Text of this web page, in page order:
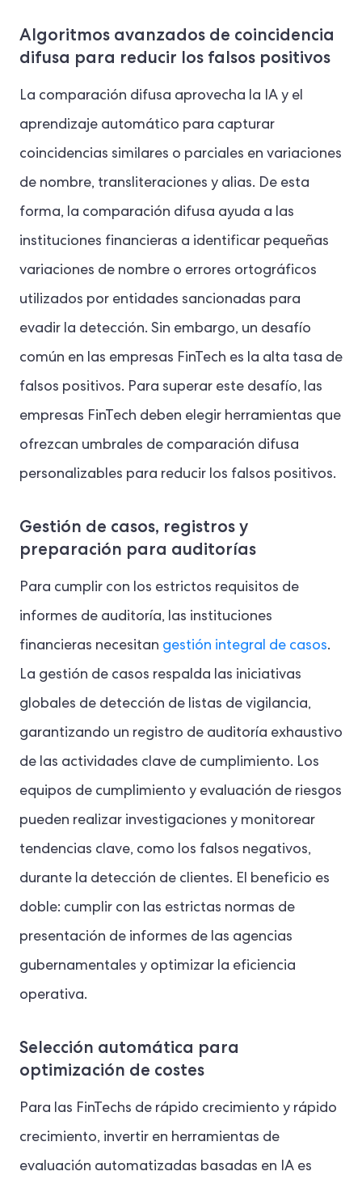
Algoritmos avanzados de coincidencia
difusa para reducir los falsos positivos
La comparación difusa aprovecha la IA y el
aprendizaje automático para capturar
coincidencias similares o parciales en variaciones
de nombre, transliteraciones y alias. De esta
forma, la comparación difusa ayuda a las
instituciones financieras a identificar pequeñas
variaciones de nombre o errores ortográficos
utilizados por entidades sancionadas para
evadir la detección. Sin embargo, un desafío
común en las empresas FinTech es la alta tasa de
falsos positivos. Para superar este desafío, las
empresas FinTech deben elegir herramientas que
ofrezcan umbrales de comparación difusa
personalizables para reducir los falsos positivos.
Gestión de casos, registros y
preparación para auditorías
Para cumplir con los estrictos requisitos de
informes de auditoría, las instituciones
financieras necesitan gestión integral de casos.
La gestión de casos respalda las iniciativas
globales de detección de listas de vigilancia,
garantizando un registro de auditoría exhaustivo
de las actividades clave de cumplimiento. Los
equipos de cumplimiento y evaluación de riesgos
pueden realizar investigaciones y monitorear
tendencias clave, como los falsos negativos,
durante la detección de clientes. El beneficio es
doble: cumplir con las estrictas normas de
presentación de informes de las agencias
gubernamentales y optimizar la eficiencia
operativa.
Selección automática para
optimización de costes
Para las FinTechs de rápido crecimiento y rápido
crecimiento, invertir en herramientas de
evaluación automatizadas basadas en IA es